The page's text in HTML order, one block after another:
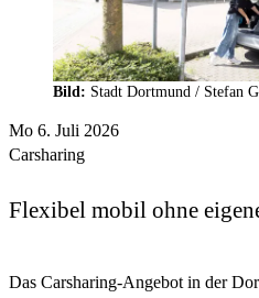
Mo 6. Juli 2026
Carsharing
Flexibel mobil ohne
Bild: Stadt Dortmund / Stefan
Das Carsharing-Angebot in der